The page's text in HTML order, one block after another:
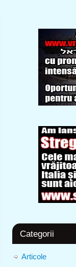
Categorii
Articole